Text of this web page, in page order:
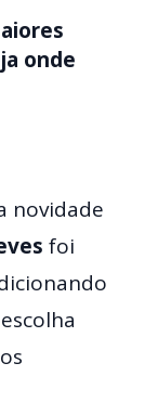
onde
novidade
foi